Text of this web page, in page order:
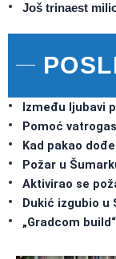
Još trinaest
Između ljubavi
Pomoć
Kad pakao
Požar u
Aktivirao se
Dukić izgubio u
„Gradcom